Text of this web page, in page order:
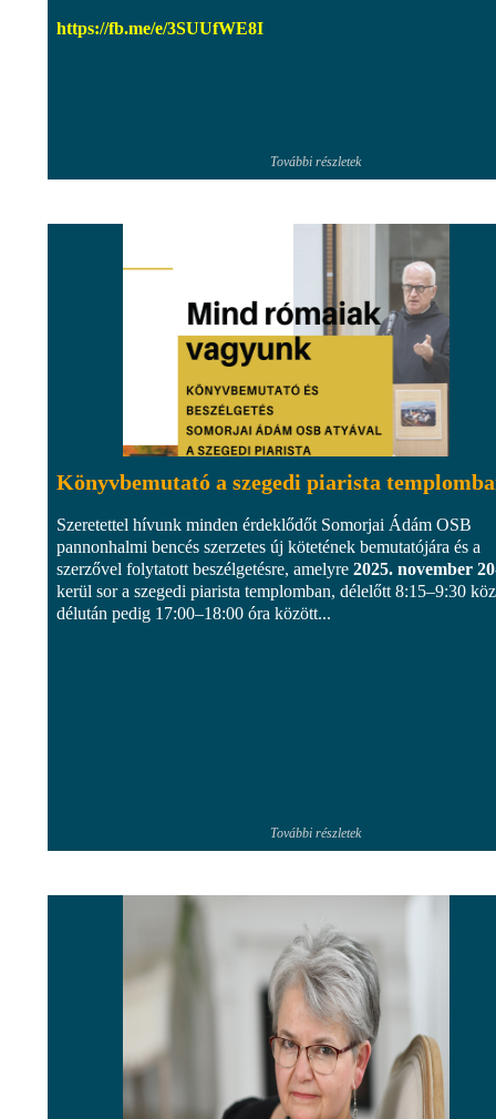
https://fb.me/e/3SUUfWE8I
További részletek
Könyvbemutató a szegedi piarista
Szeretettel hívunk minden érdeklődőt Somorjai Ádám OSB
pannonhalmi bencés szerzetes új kötetének bemutatójára és a
szerzővel folytatott beszélgetésre, amelyre 2025. november
kerül sor a szegedi piarista templomban, délelőtt 8:15–9:30
délután pedig 17:00–18:00 óra között...
További részletek